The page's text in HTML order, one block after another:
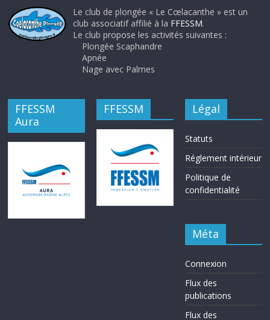
Le club de plongée « Le Cœlacanthe » est un
club associatif affilié à la FFESSM.
Le club propose les activités suivantes :
Plongée Scaphandre
Apnée
Nage avec Palmes
FFESSM
Aura
FFESSM Légal
Statuts
Réglement intérieur
Politique de
confidentialité
Méta
Connexion
Flux des
publications
Flux des